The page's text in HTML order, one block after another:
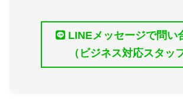
LINEメッセージで問い
（ビジネス対応スタッ